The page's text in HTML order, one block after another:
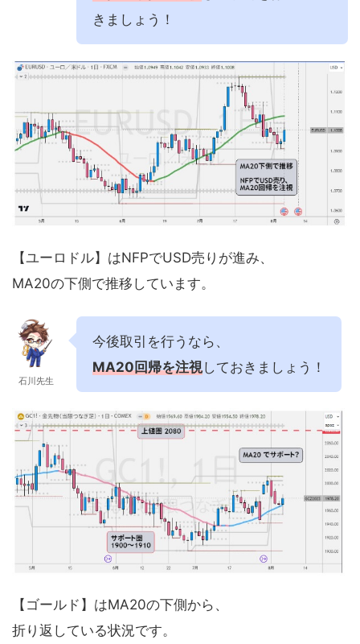
きましょう！
【ユーロドル】はNFPでUSD売りが進み、
MA20の下側で推移しています。
石川先生
今後取引を行うなら、
MA20回帰を注視しておきましょう！
【ゴールド】はMA20の下側から、
折り返している状況です。